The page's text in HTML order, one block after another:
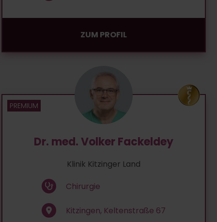
ZUM PROFIL
Dr. med. Volker Fackeldey
Klinik Kitzinger Land
Chirurgie
Kitzingen, Keltenstraße 67